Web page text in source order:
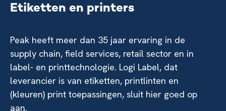
Etiketten en printers
Peak heeft meer dan 35 jaar ervaring in de
supply chain, field services, retail sector en in
label- en printtechnologie. Logi Label, dat
leverancier is van etiketten, printlinten en
(kleuren) print toepassingen, sluit hier goed op
aan.